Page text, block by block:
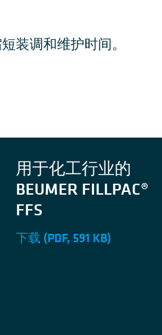
装调和维护时间。
用于化工行业的
BEUMER FILLPAC®
FFS
下载 (PDF, 591 KB)